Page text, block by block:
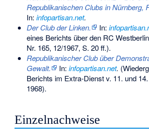
Republikanischen Clubs in Nürnberg,
In: infopartisan.net.
Der Club der Linken.
In:
eines Berichts über den RC
Nr. 165, 12/1967, S. 20 ff.).
Republikanischer Club über
Gewalt.
In: infopartisan.net.
Berichts im Extra-Dienst v. 11. und
1968).
Einzelnachweise